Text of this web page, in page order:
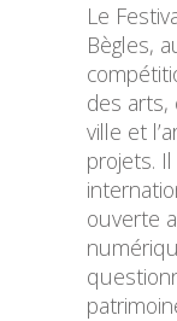
Le
Bègles,
des arts,
ville et
projets.
ouverte